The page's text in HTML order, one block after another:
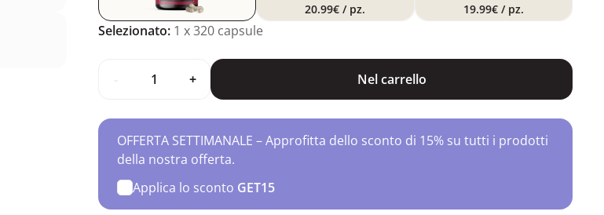
20.99€/ pz. 19.99€ / pz.
Selezionato: 1 x 320 capsule
+ Nel carrello
OFFERTA SETTIMANALE – Approfitta dello sconto di 15% su tutti i prodotti
della nostra offerta.
Applica lo sconto GET15